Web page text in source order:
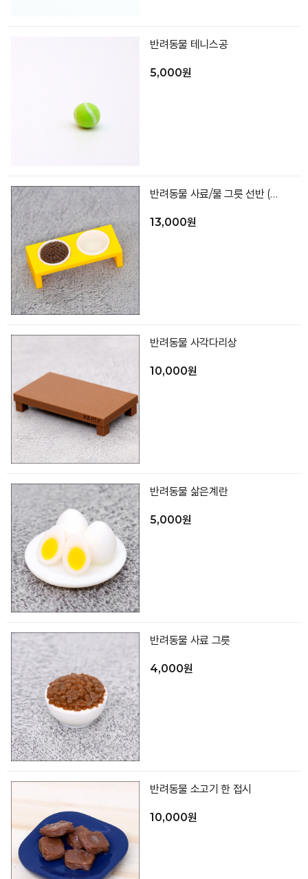
반려동물 테니스공
5,000원
반려동물 사료/물 그릇 선반 (색상랜덤)
13,000원
반려동물 사각다리상
10,000원
반려동물 삶은계란
5,000원
반려동물 사료 그릇
4,000원
반려동물 소고기 한 접시
10,000원